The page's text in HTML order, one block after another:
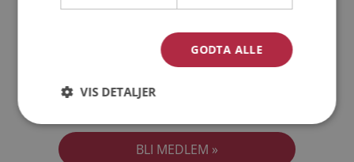
Jeg akseptererMedlemsvilkårene
GODTA ALLE
VIS DETALJER